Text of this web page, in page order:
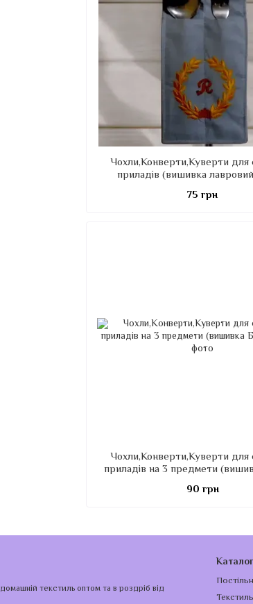
Чохли,Конверти,Куверти для
приладів (вишивка
монограмою)
75 грн
Чохли,Конверти,Куверти для
приладів на 3 предмети
90 грн
домашній текстиль оптом та в роздріб від
Каталог